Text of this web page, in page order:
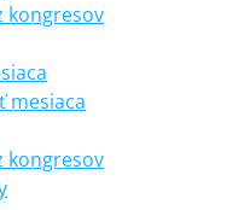
kongresov
mesiaca
kongresov